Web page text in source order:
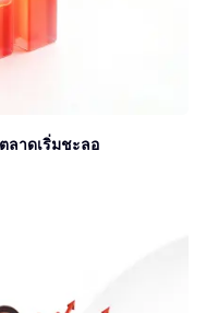
ลาดเริ่มชะลอ